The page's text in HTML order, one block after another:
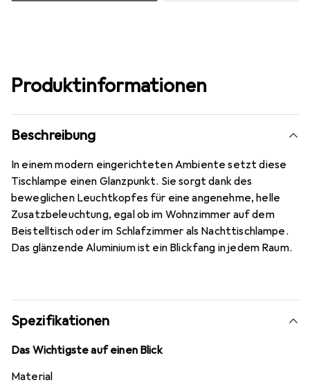
Produktinformationen
Beschreibung
In einem modern eingerichteten Ambiente setzt diese
Tischlampe einen Glanzpunkt. Sie sorgt dank des
beweglichen Leuchtkopfes für eine angenehme, helle
Zusatzbeleuchtung, egal ob im Wohnzimmer auf dem
Beistelltisch oder im Schlafzimmer als Nachttischlampe.
Das glänzende Aluminium ist ein Blickfang in jedem Raum.
Spezifikationen
Das Wichtigste auf einen Blick
Material